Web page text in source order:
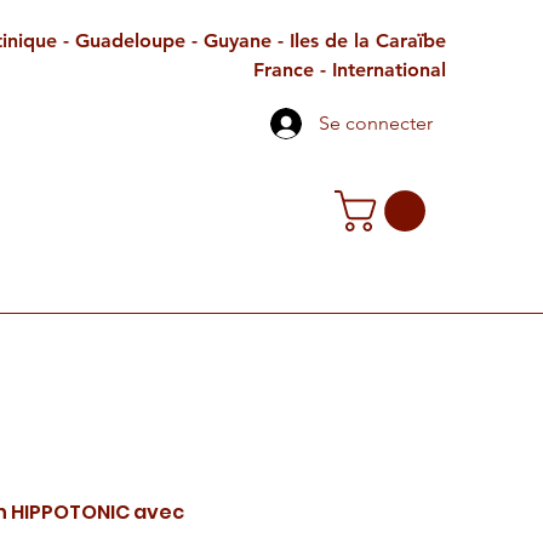
- Guadeloupe - Guyane - Iles de la Caraïbe
France - International
Se connecter
avec